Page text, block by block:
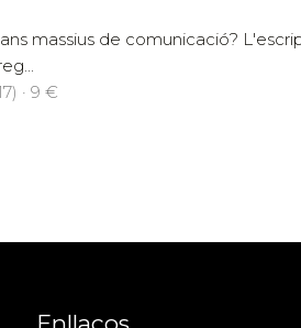
massius de comunicació?
· 9 €